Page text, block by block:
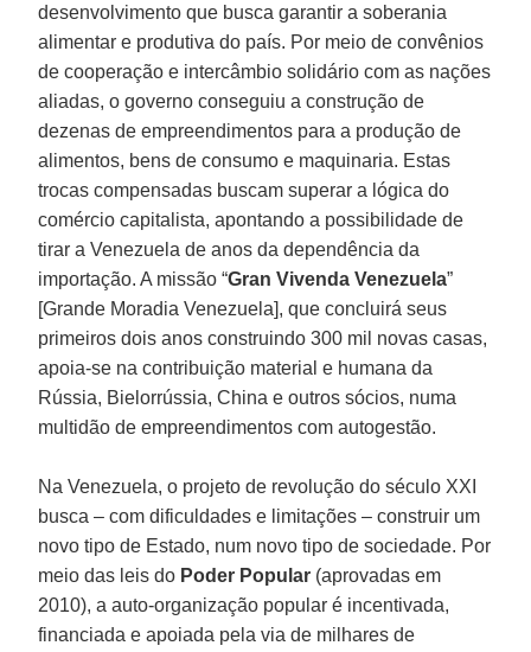
desenvolvimento que busca garantir a soberania
alimentar e produtiva do país. Por meio de convênios
de cooperação e intercâmbio solidário com as nações
aliadas, o governo conseguiu a construção de
dezenas de empreendimentos para a produção de
alimentos, bens de consumo e maquinaria. Estas
trocas compensadas buscam superar a lógica do
comércio capitalista, apontando a possibilidade de
tirar a Venezuela de anos da dependência da
importação. A missão “Gran Vivenda Venezuela”
[Grande Moradia Venezuela], que concluirá seus
primeiros dois anos construindo 300 mil novas casas,
apoia-se na contribuição material e humana da
Rússia, Bielorrússia, China e outros sócios, numa
multidão de empreendimentos com autogestão.
Na Venezuela, o projeto de revolução do século XXI
busca – com dificuldades e limitações – construir um
novo tipo de Estado, num novo tipo de sociedade. Por
meio das leis do Poder Popular (aprovadas em
2010), a auto-organização popular é incentivada,
financiada e apoiada pela via de milhares de